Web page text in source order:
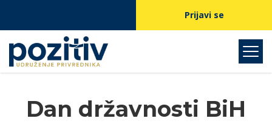
Prijavi se
Dan državnosti BiH